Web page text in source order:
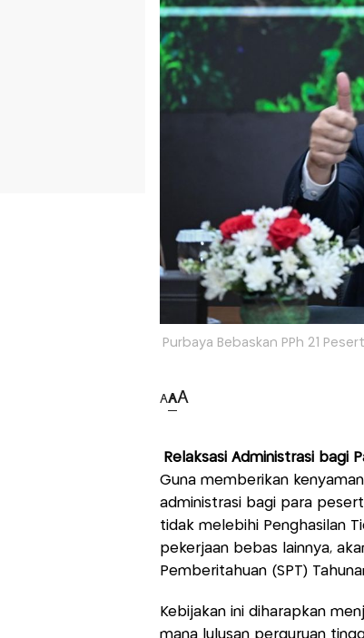
Purbaya Bebaskan PPh 21
AAA
Relaksasi Administrasi bagi
Guna memberikan
administrasi bagi para
tidak melebihi Penghasilan
pekerjaan bebas lainnya,
Pemberitahuan (SPT)
Kebijakan ini diharapkan
mana lulusan perguruan